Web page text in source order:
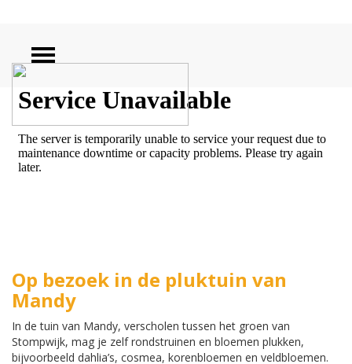
ZOEKEN
Op bezoek in de pluktuin van
Mandy
In de tuin van Mandy, verscholen tussen het groen van
Stompwijk, mag je zelf rondstruinen en bloemen plukken,
bijvoorbeeld dahlia’s, cosmea, korenbloemen en veldbloemen.